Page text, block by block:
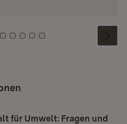
Kachel: 0
Zu Kachel: 1
Zu Kachel: 2
Zu Kachel: 3
Zu Kachel: 4
Zu Kachel: 5
für Umwelt: Fragen und